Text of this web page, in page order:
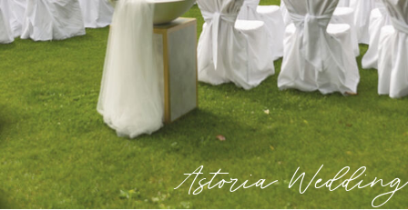
Astoria Wedding